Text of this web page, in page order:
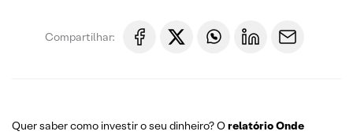
Compartilhar:
Quer saber como investir o seu dinheiro? OrelatórioOnde